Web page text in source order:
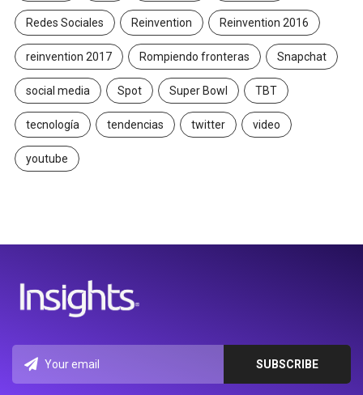
Redes Sociales Reinvention Reinvention 2016
reinvention 2017 Rompiendo fronteras Snapchat
social media Spot Super Bowl TBT
tecnología tendencias twitter video
youtube